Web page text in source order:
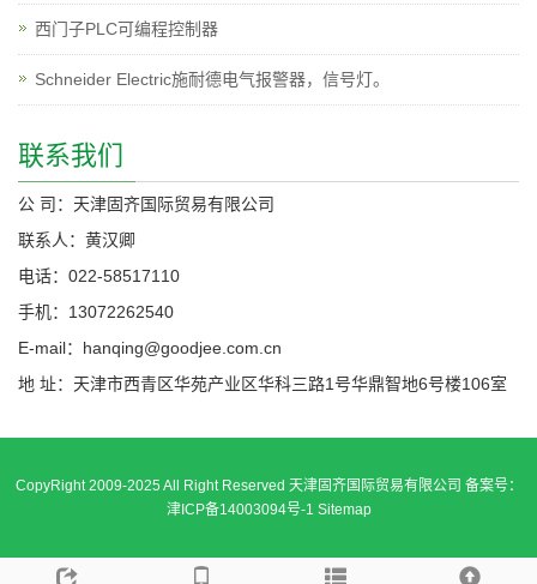
西门子PLC可编程控制器
Schneider Electric施耐德电气报警器，信号灯。
联系我们
公 司：天津固齐国际贸易有限公司
联系人：黄汉卿
电话：022-58517110
手机：13072262540
E-mail：hanqing@goodjee.com.cn
地 址：天津市西青区华苑产业区华科三路1号华鼎智地6号楼106室
CopyRight 2009-2025 All Right Reserved 天津固齐国际贸易有限公司 备案号：
津ICP备14003094号-1 Sitemap